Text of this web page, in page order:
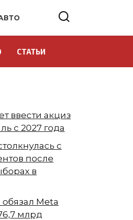
СТАТЬИ
ввести акциз
с 2027 года
с
после
в
Meta
млрд